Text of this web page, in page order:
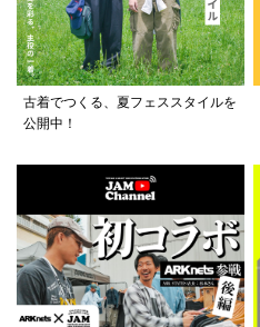
古着でつくる、夏フェススタイルを
公開中！